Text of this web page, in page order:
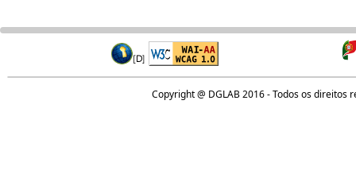
Copyright @ DGLAB 2016 - Todos os